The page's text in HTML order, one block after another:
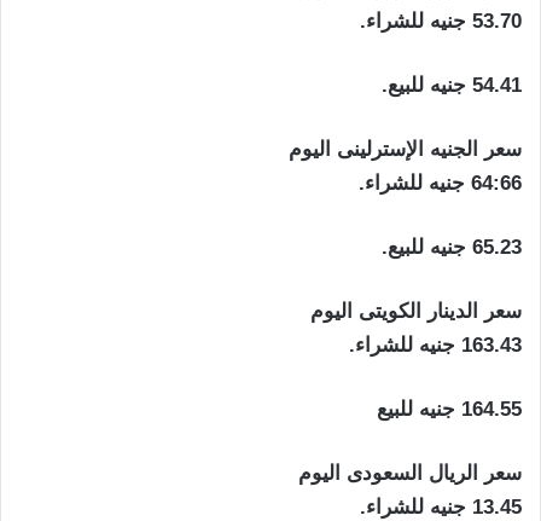
53.70 جنيه للشراء.
54.41 جنيه للبيع.
سعر الجنيه الإسترلينى اليوم
64:66 جنيه للشراء.
65.23 جنيه للبيع.
سعر الدينار الكويتى اليوم
163.43 جنيه للشراء.
164.55 جنيه للبيع
سعر الريال السعودى اليوم
13.45 جنيه للشراء.